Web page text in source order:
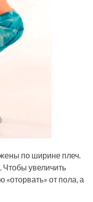
по ширине плеч.
Чтобы увеличить
«оторвать» от пола, а